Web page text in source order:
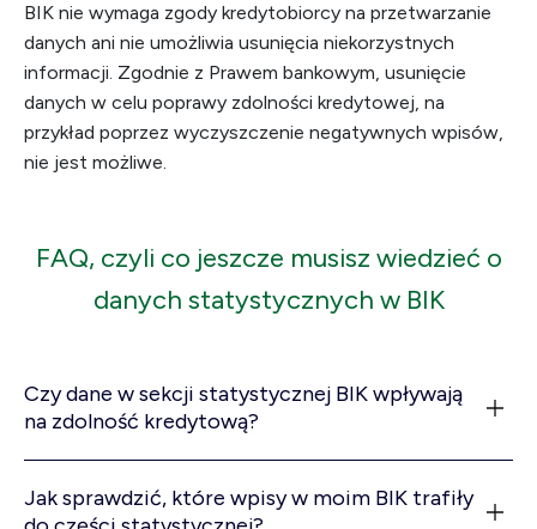
BIK nie wymaga zgody kredytobiorcy na przetwarzanie
danych ani nie umożliwia usunięcia niekorzystnych
informacji. Zgodnie z Prawem bankowym, usunięcie
danych w celu poprawy zdolności kredytowej, na
przykład poprzez wyczyszczenie negatywnych wpisów,
nie jest możliwe.
FAQ, czyli co jeszcze musisz wiedzieć o
danych statystycznych w BIK
Czy dane w sekcji statystycznej BIK wpływają
na zdolność kredytową?
Jak sprawdzić, które wpisy w moim BIK trafiły